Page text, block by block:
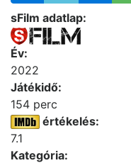
sFilm adatlap:
Év:
2022
Játékidő:
154 perc
értékelés:
7.1
Kategória: